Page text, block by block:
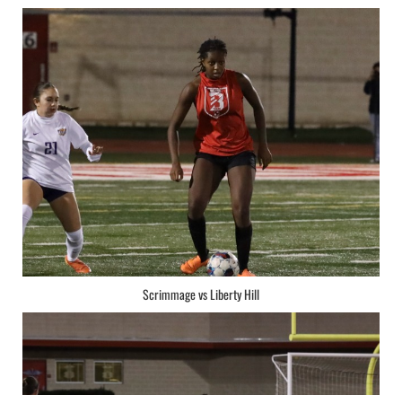
Scrimmage vs Liberty Hill